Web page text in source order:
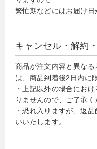
繁忙期などにはお届け
キャンセル・解約
商品が注文内容と異な
は、商品到着後2日内に
・上記以外の場合にお
りませんので、ご了承く
・恐れ入りますが、返
いいたします。